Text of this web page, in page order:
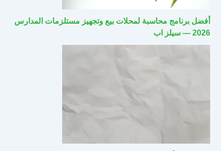
أفضل برنامج محاسبة لمحلات بيع وتجهيز مستلزمات المدارس
2026 — سيلز اب